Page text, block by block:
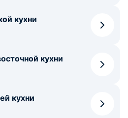
кухни
кухни
кухни